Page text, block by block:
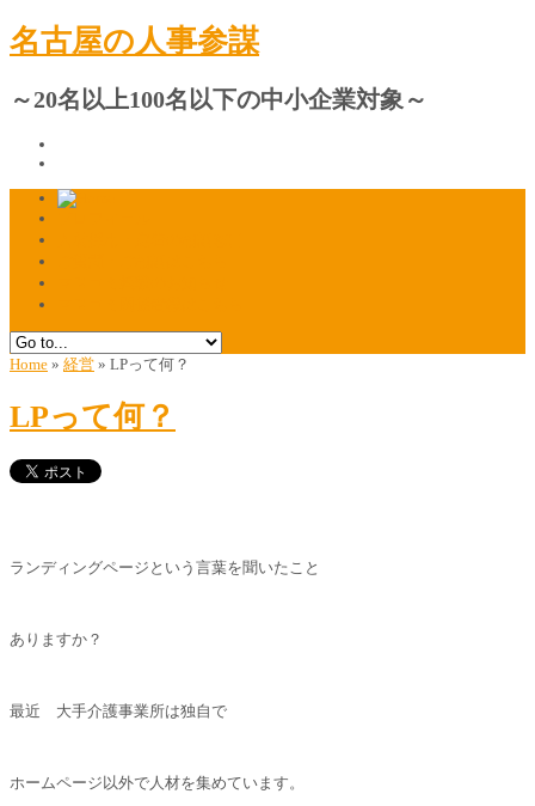
名古屋の人事参謀
～20名以上100名以下の中小企業対象～
Home » 経営 » LPって何？
LPって何？
ランディングページという言葉を聞いたこと
ありますか？
最近 大手介護事業所は独自で
ホームページ以外で人材を集めています。